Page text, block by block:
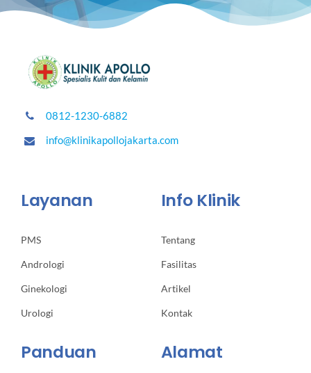
0812-1230-6882
info@klinikapollojakarta.com
Layanan
PMS
Andrologi
Ginekologi
Urologi
Info Klinik
Tentang
Fasilitas
Artikel
Kontak
Panduan Alamat